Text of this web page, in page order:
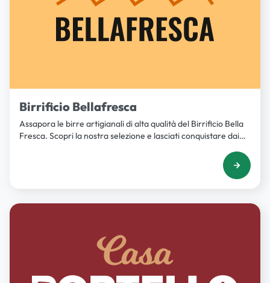
Birrificio Bellafresca
Assapora le birre artigianali di alta qualità del Birrificio Bella
Fresca. Scopri la nostra selezione e lasciati conquistare dai